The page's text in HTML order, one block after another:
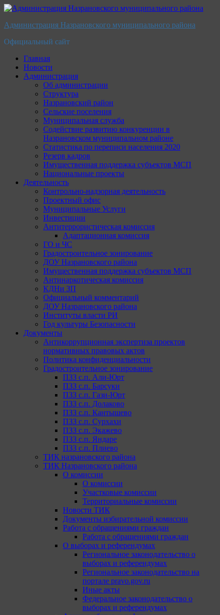
Перейти
содержимому
Администрация Назрановского муниципального района
Официальный сайт
Главная
Новости
Администрация
Об администрации
Структура
Назрановский район
Сельские поселения
Муниципальная служба
Содействие развитию конкуренции в
Назрановском муниципальном районе
Статистика по переписи населения 2020
Резерв кадров
Имущественная поддержка субъектов МСП
Национальные проекты
Деятельность
Контрольно-надзорная деятельность
Проектный офис
Муниципальные Услуги
Инвестиции
Антитеррористическая комиссия
Адаптационная комиссия
ГО и ЧС
Градостроительное зонирование
ДОУ Назрановского района
Имущественная поддержка субъектов МСП
Антинаркотическая комиссия
КДНи ЗП
Официальный комментарий
ДОУ Назрановского района
Институты власти РИ
Год культуры Безопасности
Документы
Антикоррупционная экспертиза проектов
нормативных правовых актов
Политика конфиденциальности
Градостроительное зонирование
ПЗЗ с.п. Али-Юрт
ПЗЗ с.п. Барсуки
ПЗЗ с.п. Гази-Юрт
ПЗЗ с.п. Долаково
ПЗЗ с.п. Кантышево
ПЗЗ с.п. Сурхахи
ПЗЗ с.п. Экажево
ПЗЗ с.п. Яндаре
ПЗЗ с.п. Плиево
ТИК назрановского района
ТИК Назрановского района
О комиссии
О комиссии
Участковые комиссии
Территориальные комиссии
Новости ТИК
Документы избирательной комиссии
Работа с обращениями граждан
Работа с обращениями граждан
О выборах и референдумах
Региональное законодательство о
выборах и референдумах
Региональное законодательство на
портале pravo.gov.ru
Иные акты
Федеральное законодательство о
выборах и референдумах